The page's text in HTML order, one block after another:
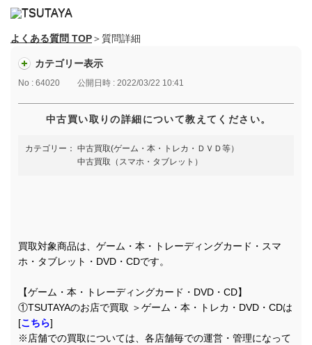
よくある質問 TOP＞質問詳細
カテゴリー表示
No : 64020 公開日時 : 2022/03/22 10:41
中古買い取りの詳細について教えてください。
カテゴリー： 中古買取(ゲーム・本・トレカ・ＤＶＤ等）
中古買取（スマホ・タブレット）
買取対象商品は、ゲーム・本・トレーディングカード・スマ
ホ・タブレット・DVD・CDです。
【ゲーム・本・トレーディングカード・DVD・CD】
①TSUTAYAのお店で買取 ＞ゲーム・本・トレカ・DVD・CDは
[こちら]
※店舗での買取については、各店舗毎での運営・管理になって